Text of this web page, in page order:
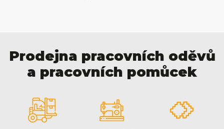
Prodejna pracovních oděvů
a pracovních pomůcek